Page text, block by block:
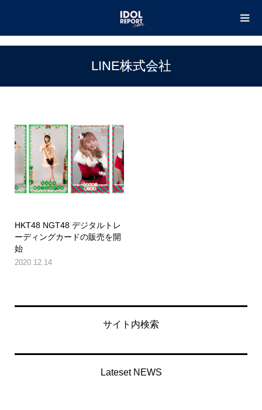
LINE株式会社
HKT48 NGT48 デジタルトレ
ーディングカードの販売を開
始
2020.12.14
サイト内検索
Lateset NEWS